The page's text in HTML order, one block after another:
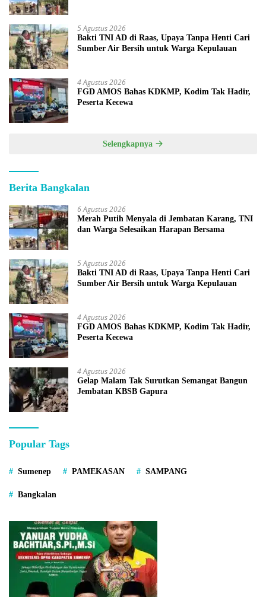
5 Agustus 2026
Bakti TNI AD di Raas, Upaya Tanpa Henti Cari
Sumber Air Bersih untuk Warga Kepulauan
4 Agustus 2026
FGD AMOS Bahas KDKMP, Kodim Tak Hadir,
Peserta Kecewa
Selengkapnya
Berita Bangkalan
6 Agustus 2026
Merah Putih Menyala di Jembatan Karang, TNI
dan Warga Selesaikan Harapan Bersama
5 Agustus 2026
Bakti TNI AD di Raas, Upaya Tanpa Henti Cari
Sumber Air Bersih untuk Warga Kepulauan
4 Agustus 2026
FGD AMOS Bahas KDKMP, Kodim Tak Hadir,
Peserta Kecewa
4 Agustus 2026
Gelap Malam Tak Surutkan Semangat Bangun
Jembatan KBSB Gapura
Popular Tags
Sumenep PAMEKASAN SAMPANG
Bangkalan